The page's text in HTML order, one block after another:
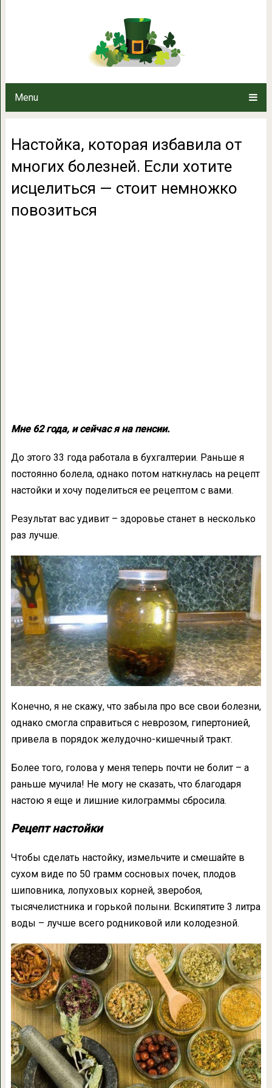
Menu
Настойка, которая избавила
исцелиться — стоит
Настойка, которая избавила от
многих болезней. Если хотите
исцелиться — стоит немножко
повозиться
Мне 62 года, и сейчас я на пенсии.
До этого 33 года работала в бухгалтерии. Раньше я
постоянно болела, однако потом наткнулась на рецепт
настойки и хочу поделиться ее рецептом с вами.
Результат вас удивит – здоровье станет в несколько
раз лучше.
Конечно, я не скажу, что забыла про все свои болезни,
однако смогла справиться с неврозом, гипертонией,
привела в порядок желудочно-кишечный тракт.
Более того, голова у меня теперь почти не болит – а
раньше мучила! Не могу не сказать, что благодаря
настою я еще и лишние килограммы сбросила.
Рецепт настойки
Чтобы сделать настойку, измельчите и смешайте в
сухом виде по 50 грамм сосновых почек, плодов
шиповника, лопуховых корней, зверобоя,
тысячелистника и горькой полыни. Вскипятите 3 литра
воды – лучше всего родниковой или колодезной.